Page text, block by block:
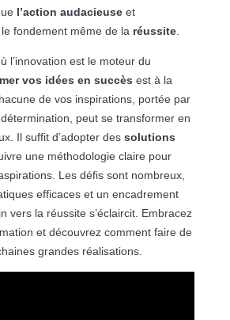
l’action audacieuseet
le fondement même de la réussite.
l’innovation est le moteur du
vos idées en succès est à la
de vos inspirations, portée par
peut se transformer en
Il suffit d’adopter des solutions
une méthodologie claire pour
Les défis sont nombreux,
efficaces et un encadrement
vers la réussite s’éclaircit. Embracez
et découvrez comment faire de
grandes réalisations.